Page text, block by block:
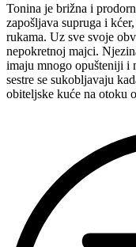
Tonina je brižna i
zapošljava supruga i
rukama. Uz sve svoje
nepokretnoj majci.
imaju mnogo opušteniji i
sestre se sukobljavaju
obiteljske kuće na